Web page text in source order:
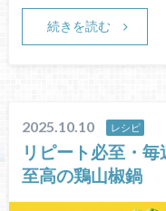
続きを読む
2025.10.10 レシピ
リピート必至・
至高の鶏山椒鍋